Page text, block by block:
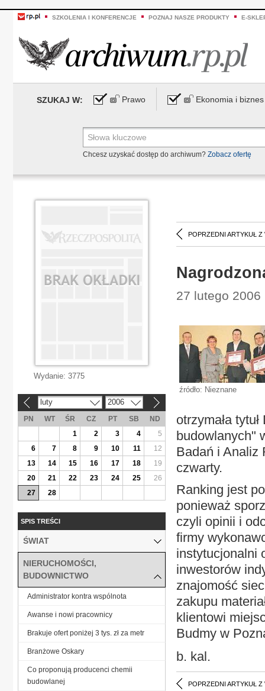
SZKOLENIA I KONFERENCJE POZNAJ NASZE PRODUKTY E-
SZUKAJ W: Prawo Ekonomia i biznes
Chcesz uzyskać dostęp do archiwum? Zobacz ofertę
POPRZEDNI ARTYKUŁ Z
27 lutego 2006
źródło: Nieznane
otrzymała
budowlanych"
Badań i Analiz
czwarty.
Ranking jest
ponieważ
czyli opinii i
firmy
instytucjonalni
inwestorów
znajomość
zakupu
klientowi
Budmy w
b. kal.
POPRZEDNI ARTYKUŁ Z
Wydanie: 3775
luty 2006
PN WT ŚR CZ PT SB
ND
1
2 3 4
5
6
7 8 9 10 11
12
13
14 15 16 17 18
19
20
21 22 23 24 25
26
27
28
SPIS TREŚCI
ŚWIAT
NIERUCHOMOŚCI,
BUDOWNICTWO
Administrator kontra wspólnota
Awanse i nowi pracownicy
Brakuje ofert poniżej 3 tys. zł za metr
Branżowe Oskary
Co proponują producenci chemii
budowlanej